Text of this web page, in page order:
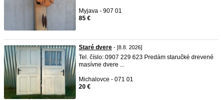
Myjava - 907 01
85 €
Staré dvere - [8.8. 2026]
Tel. číslo: 0907 229 623 Predám staručké drevené
masívne dvere ...
Michalovce - 071 01
20 €